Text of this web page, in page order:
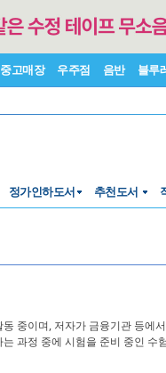
중고매장 우주점 음반 블루
정가인하도서 추천도서
중이며, 저자가 금융기관 등에
과정 중에 시험을 준비 중인 수